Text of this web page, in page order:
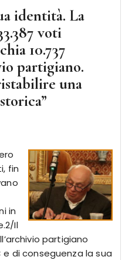
identità. La
voti
10.737
partigiano.
una
fin
in
Il
partigiano
e di conseguenza la sua